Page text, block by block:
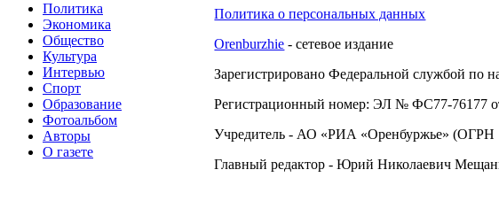
Политика
Экономика
Общество
Культура
Интервью
Спорт
Образование
Фотоальбом
Авторы
О газете
Политика о персональных данных
Orenburzhie - сетевое издание
Зарегистрировано Федеральной службой по
Регистрационный номер: ЭЛ № ФС77-76177
Учредитель - АО «РИА «Оренбуржье» (ОГРН
Главный редактор - Юрий Николаевич